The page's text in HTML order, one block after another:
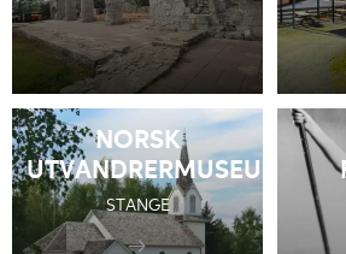
NORSK
UTVANDRERMUSEUM
STANGE